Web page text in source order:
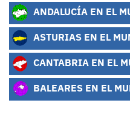
ANDALUCÍA EN EL
ASTURIAS EN EL
CANTABRIA EN EL
BALEARES EN EL